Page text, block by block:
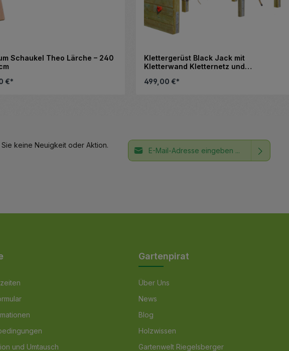
Schaukel Theo Lärche – 240
Klettergerüst Black Jack mit
Kletterwand Kletternetz und
499,00 €*
keine Neuigkeit oder Aktion. E-Mail-Adresse*
und Umtausch
Gartenpirat
Über Uns
News
Blog
Holzwissen
Gartenwelt Riegelsberger